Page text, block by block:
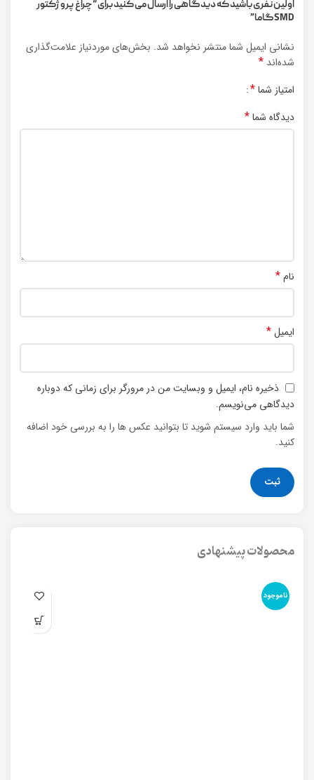
اولین نفری باشید که دیدگاهی را ارسال می کنید برای “چراغ پرو ژکتور
SMDگاما”
نشانی ایمیل شما منتشر نخواهد شد. بخش‌های موردنیاز علامت‌گذاری
شده‌اند *
امتیاز شما*
دیدگاه شما*
نام*
ایمیل*
ذخیره نام، ایمیل و وبسایت من در مرورگر برای زمانی که دوباره
دیدگاهی می‌نویسم.
شما باید وارد سیستم شوید تا بتوانید عکس ها را به بررسی خود اضافه
کنید.
محصولات پیشنهادی
ناموجود